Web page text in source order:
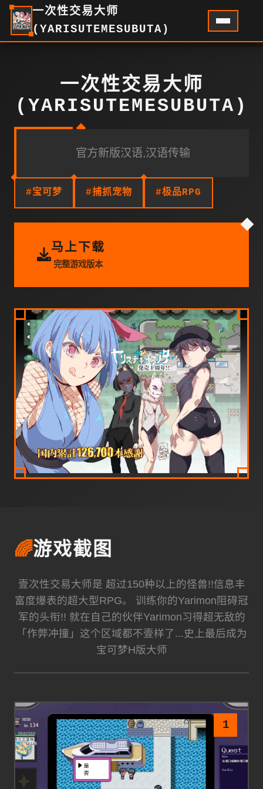
一次性交易大师
(YARISUTEMESUBUTA)
一次性交易大师
(YARISUTEMESUBUTA)
官方新版汉语,汉语传输
#宝可梦 #捕抓宠物 #极品RPG
马上下载
完整游戏版本
🌈游戏截图
壹次性交易大师是 超过150种以上的怪兽!!信息丰
富度爆表的超大型RPG。 训练你的Yarimon阻碍冠
军的头衔!! 就在自己的伙伴Yarimon习得超无敌的
「作弊冲撞」这个区域都不壹样了...史上最后成为
宝可梦H版大师
1